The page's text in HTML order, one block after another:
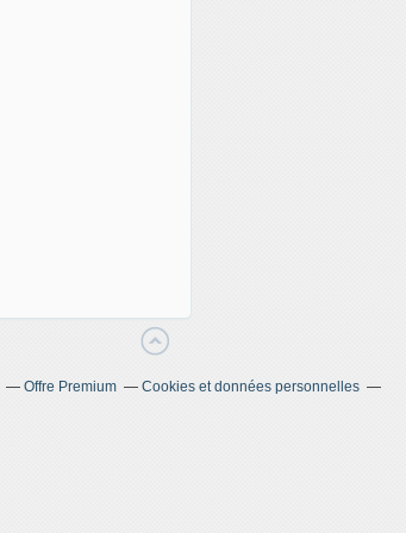
Offre Premium
Cookies et données personnelles